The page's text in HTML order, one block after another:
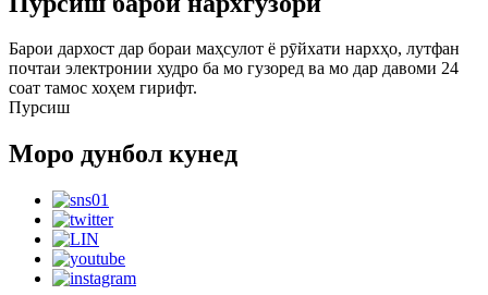
Барои дархост дар бораи маҳсулот ё рӯйхати нархҳо, лутфан
почтаи электронии худро ба мо гузоред ва мо дар давоми 24
соат тамос хоҳем гирифт.
Пурсиш
Моро дунбол кунед